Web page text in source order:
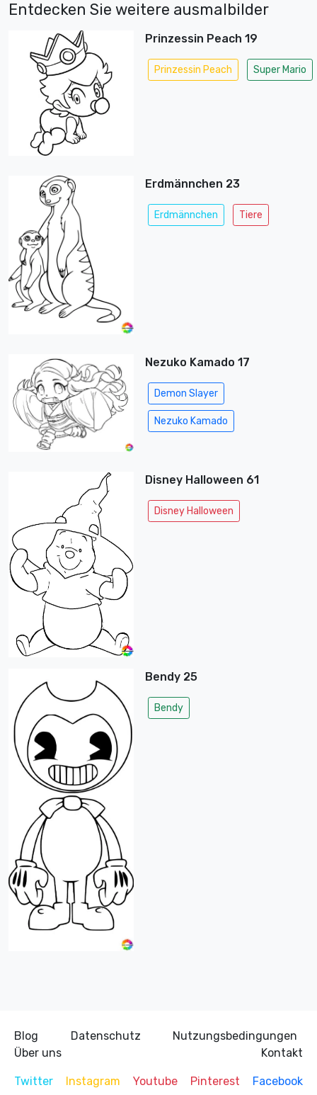
Entdecken Sie weitere ausmalbilder
Prinzessin Peach 19
Prinzessin Peach Super Mario
Erdmännchen 23
Erdmännchen Tiere
Nezuko Kamado 17
Demon Slayer
Nezuko Kamado
Disney Halloween 61
Disney Halloween
Bendy 25
Bendy
Blog Datenschutz
Nutzungsbedingungen
Über uns
Kontakt
Twitter Instagram Youtube Pinterest Facebook